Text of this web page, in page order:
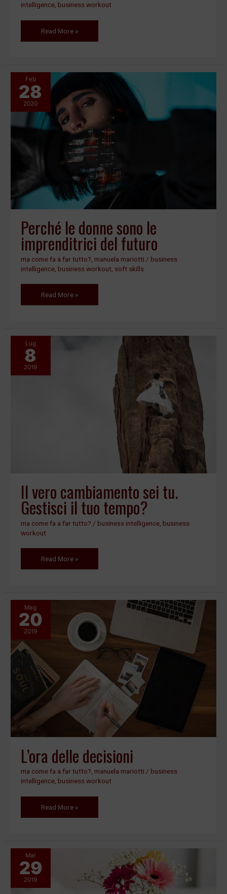
intelligence business workout
Read More »
Feb
28
2020
Perché le donne sono le
imprenditrici del futuro
ma come fa a far tutto? manuela mariotti / business
intelligence business workout soft skills
Perché
le
donne
sono
le
imprenditrici
Read More »
Lug
8
2019
Il vero cambiamento sei tu.
Gestisci il tuo tempo?
ma come fa a far tutto? / business intelligence business
workout
Read More »
Mag
20
2019
L’ora delle decisioni
ma come fa a far tutto? manuela mariotti / business
intelligence business workout
L’ora
delle
Read More »
Mar
29
2019
La